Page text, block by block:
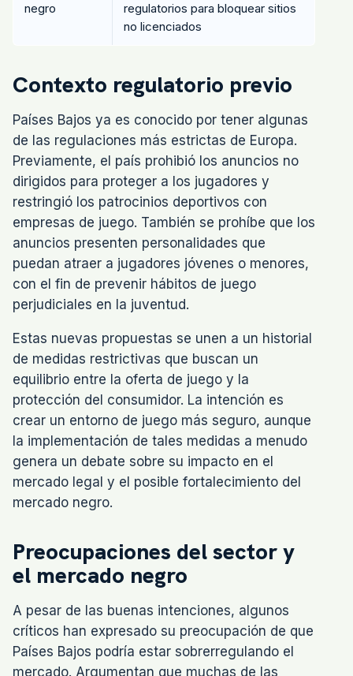
negro
regulatorios para bloquear sitios
no licenciados
Contexto regulatorio previo
Países Bajos ya es conocido por tener algunas
de las regulaciones más estrictas de Europa.
Previamente, el país prohibió los anuncios no
dirigidos para proteger a los jugadores y
restringió los patrocinios deportivos con
empresas de juego. También se prohíbe que los
anuncios presenten personalidades que
puedan atraer a jugadores jóvenes o menores,
con el fin de prevenir hábitos de juego
perjudiciales en la juventud.
Estas nuevas propuestas se unen a un historial
de medidas restrictivas que buscan un
equilibrio entre la oferta de juego y la
protección del consumidor. La intención es
crear un entorno de juego más seguro, aunque
la implementación de tales medidas a menudo
genera un debate sobre su impacto en el
mercado legal y el posible fortalecimiento del
mercado negro.
Preocupaciones del sector y
el mercado negro
A pesar de las buenas intenciones, algunos
críticos han expresado su preocupación de que
Países Bajos podría estar sobrerregulando el
mercado. Argumentan que muchas de las